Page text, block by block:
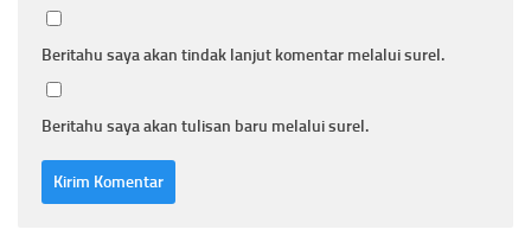
Beritahu saya akan tindak lanjut komentar melalui surel.
Beritahu saya akan tulisan baru melalui surel.